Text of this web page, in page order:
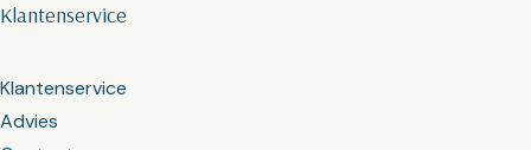
Klantenservice
Klantenservice
Advies